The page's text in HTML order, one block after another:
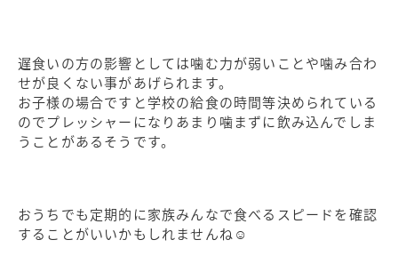
遅食いの方の影響としては噛む力が弱いことや噛み合わ
せが良くない事があげられます。
お子様の場合ですと学校の給食の時間等決められている
のでプレッシャーになりあまり噛まずに飲み込んでしま
うことがあるそうです。
おうちでも定期的に家族みんなで食べるスピードを確認
することがいいかもしれませんね☺️